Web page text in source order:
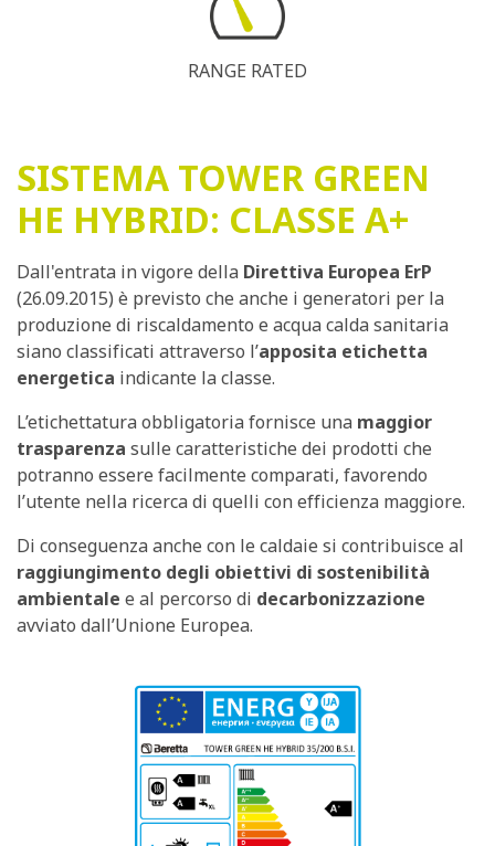
RANGE RATED
SISTEMA TOWER GREEN
HE HYBRID: CLASSE A+
Dall'entrata in vigore della Direttiva Europea ErP
(26.09.2015) è previsto che anche i generatori per la
produzione di riscaldamento e acqua calda sanitaria
siano classificati attraverso l’apposita etichetta
energetica indicante la classe.
L’etichettatura obbligatoria fornisce una maggior
trasparenza sulle caratteristiche dei prodotti che
potranno essere facilmente comparati, favorendo
l’utente nella ricerca di quelli con efficienza maggiore.
Di conseguenza anche con le caldaie si contribuisce al
raggiungimento degli obiettivi di sostenibilità
ambientale e al percorso di decarbonizzazione
avviato dall’Unione Europea.